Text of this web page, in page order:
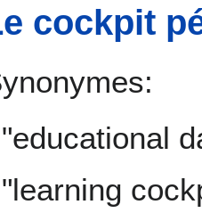
cockpit
"educational
"learning